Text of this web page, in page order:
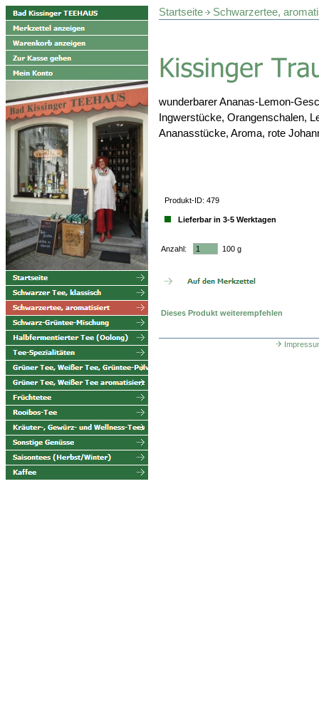
Startseite Schwarzertee,
wunderbarer Ananas-Lemon-
Ingwerstücke, Orangenschalen,
Ananasstücke, Aroma, rote
Produkt-ID: 479
Lieferbar in 3-5 Werktagen
Anzahl: 100 g
Dieses Produkt weiterempfehlen